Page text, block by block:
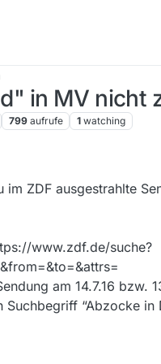
in MV nicht
799 aufrufe 1 watching
ZDF ausgestrahlte
www.zdf.de/suche?
am 14.7.16 bzw.
“Abzocke in